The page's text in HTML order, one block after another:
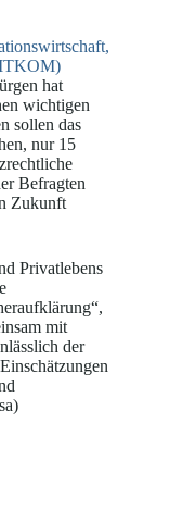
hat
wichtigen
sollen das
nur 15
Befragten
Zukunft
Privatlebens
mit
der